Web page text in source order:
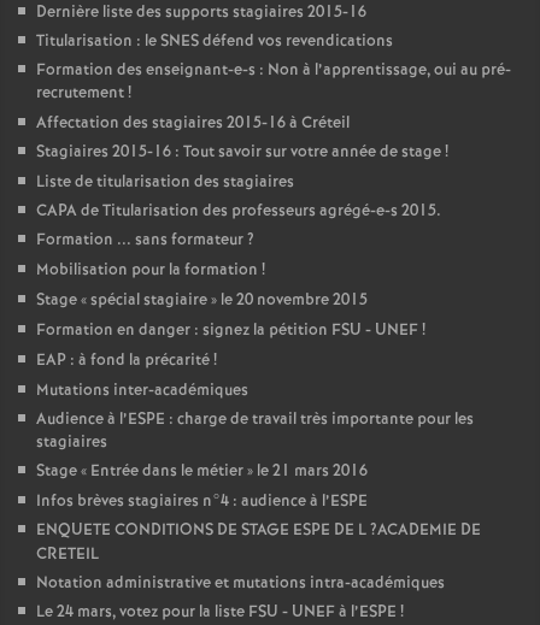
Dernière liste des supports stagiaires 2015-16
Titularisation : leSNESdéfend vos revendications
Formation des enseignant-e-s : Non à l’apprentissage, oui au pré-
recrutement!
Affectation des stagiaires 2015-16 à Créteil
Stagiaires 2015-16 : Tout savoir sur votre année de stage!
Liste de titularisation des stagiaires
CAPAde Titularisation des professeurs agrégé-e-s 2015.
Formation ... sans formateur?
Mobilisation pour la formation !
Stage «spécial stagiaire» le 20 novembre 2015
Formation en danger : signez la pétition FSU - UNEF!
EAP : à fond la précarité!
Mutations inter-académiques
Audience à l’ESPE : charge de travail très importante pour les
stagiaires
Stage « Entrée dans le métier» le 21 mars 2016
Infos brèves stagiaires n°4 : audience à l’ESPE
ENQUETE CONDITIONS DE STAGE ESPE DE L?ACADEMIE DE
CRETEIL
Notation administrative et mutations intra-académiques
Le 24 mars, votez pour la liste FSU - UNEFà l’ESPE !